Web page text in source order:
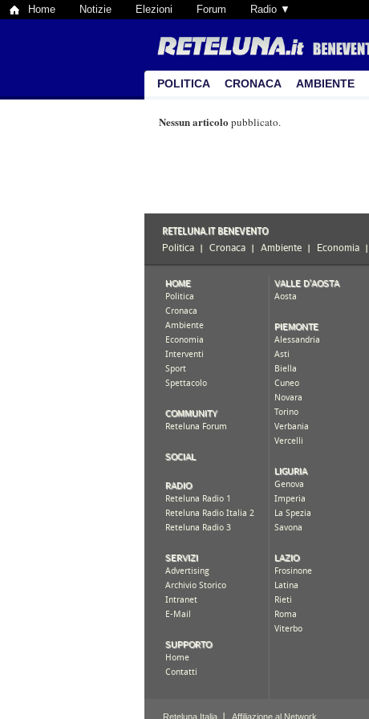
Home Notizie Elezioni Forum Radio ▼
POLITICA CRONACA AMBIENTE
Nessun articolo pubblicato.